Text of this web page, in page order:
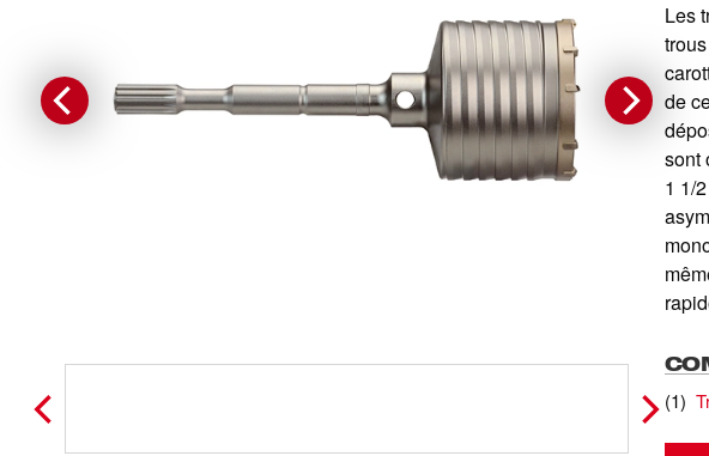
Les
de
sont
1 1/
(1)